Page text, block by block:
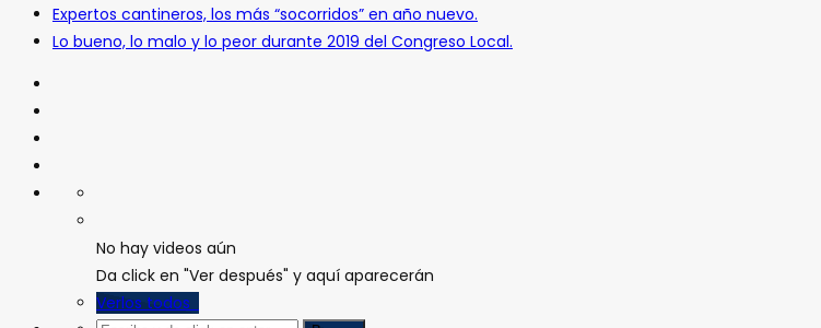
Expertos cantineros, los más “socorridos” en año nuevo.
Lo bueno, lo malo y lo peor durante 2019 del Congreso Local.
No hay videos aún
Da click en "Ver después" y aquí aparecerán
Verlos todos